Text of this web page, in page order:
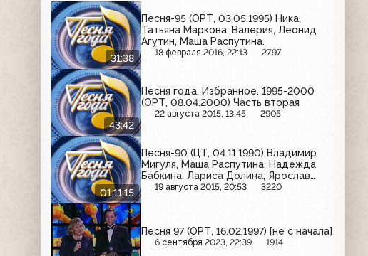
31:38
Песня-95 (ОРТ, 03.05.1995) Ника,
Татьяна Маркова, Валерия, Леонид
Агутин, Маша Распутина.
18 февраля 2016, 22:13 2797
43:42
Песня года. Избранное. 1995-2000
(ОРТ, 08.04.2000) Часть вторая
22 августа 2015, 13:45 2905
01:11:15
Песня-90 (ЦТ, 04.11.1990) Владимир
Мигуля, Маша Распутина, Надежда
Бабкина, Лариса Долина, Ярослав
Евдокимов, "Любэ"
19 августа 2015, 20:53 3220
Песня 97 (ОРТ, 16.02.1997) [не с начала]
6 сентября 2023, 22:39 1914